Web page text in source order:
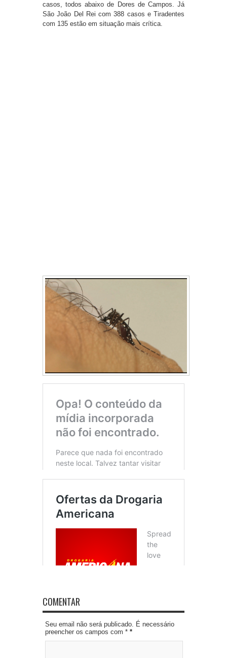
casos, todos abaixo de Dores de Campos. Já
São João Del Rei com 388 casos e Tiradentes
com 135 estão em situação mais crítica.
COMENTAR
Seu email não será publicado. É necessário
preencher os campos com * *